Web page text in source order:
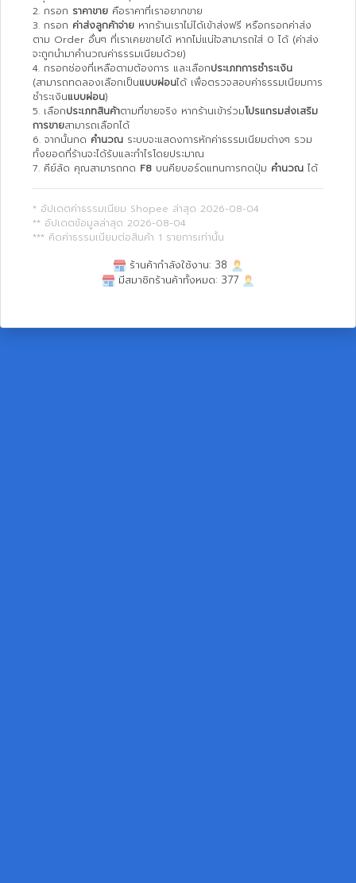
2. กรอก ราคาขาย คือราคาที่เราอยากขาย
3. กรอก ค่าส่งลูกค้าจ่าย หากร้านเราไม่ได้เข้าส่งฟรี หรือกรอกค่าส่ง
ตาม Order อื่นๆ ที่เราเคยขายได้ หากไม่แน่ใจสามารถใส่ 0 ได้ (ค่าส่ง
จะถูกนำมาคำนวณค่าธรรมเนียมด้วย)
4. กรอกช่องที่เหลือตามต้องการ และเลือกประเภทการชำระเงิน
(สามารถทดลองเลือกเป็นแบบผ่อนได้ เพื่อตรวจสอบค่าธรรมเนียมการ
ชำระเงินแบบผ่อน)
5. เลือกประเภทสินค้าตามที่ขายจริง หากร้านเข้าร่วมโปรแกรมส่งเสริม
การขายสามารถเลือกได้
6. จากนั้นกด คำนวณ ระบบจะแสดงการหักค่าธรรมเนียมต่างๆ รวม
ทั้งยอดที่ร้านจะได้รับและกำไรโดยประมาณ
7. คีย์ลัด คุณสามารถกด F8 บนคียบอร์ดแทนการกดปุ่ม คำนวณ ได้
* อัปเดตค่าธรรมเนียม Shopee ล่าสุด 2026-08-04
** อัปเดตข้อมูลล่าสุด 2026-08-04
*** คิดค่าธรรมเนียมต่อสินค้า 1 รายการเท่านั้น
ร้านค้ากำลังใช้งาน: 38
มีสมาชิกร้านค้าทั้งหมด: 377